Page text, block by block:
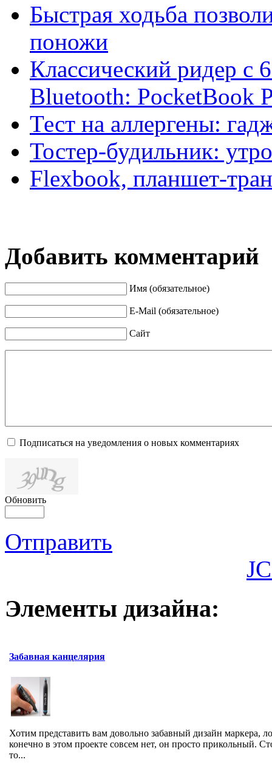
Быстрая ходьба
поножи
Классический ридер
Bluetooth: PocketBook
Тест на аллергены:
Тостер-будильник:
Flexbook, планшет-
Добавить комментарий
Имя (обязательное)
E-Mail (обязательное)
Сайт
Подписаться на уведомления о новых комментариях
Обновить
Отправить
Элементы дизайна:
Забавная канцелярия
Хотим представить вам довольно забавный дизайн маркера,
конечно в этом проекте совсем нет, он просто прикольный.
то...